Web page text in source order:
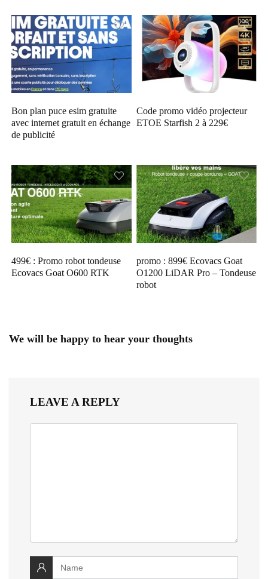
Bon plan puce esim gratuite
avec internet gratuit en échange
de publicité
Code promo vidéo projecteur
ETOE Starfish 2 à 229€
499€ : Promo robot tondeuse
Ecovacs Goat O600 RTK
promo : 899€ Ecovacs Goat
O1200 LiDAR Pro – Tondeuse
robot
We will be happy to hear your thoughts
LEAVE A REPLY